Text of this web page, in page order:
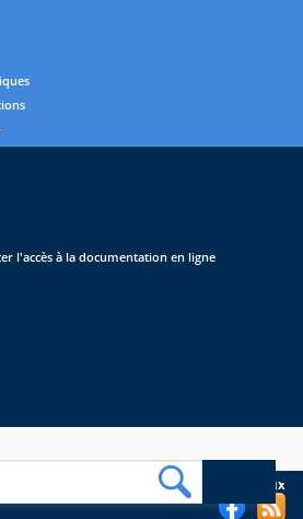
l'accès à la documentation en ligne
de l'EHESP sur les réseaux sociaux